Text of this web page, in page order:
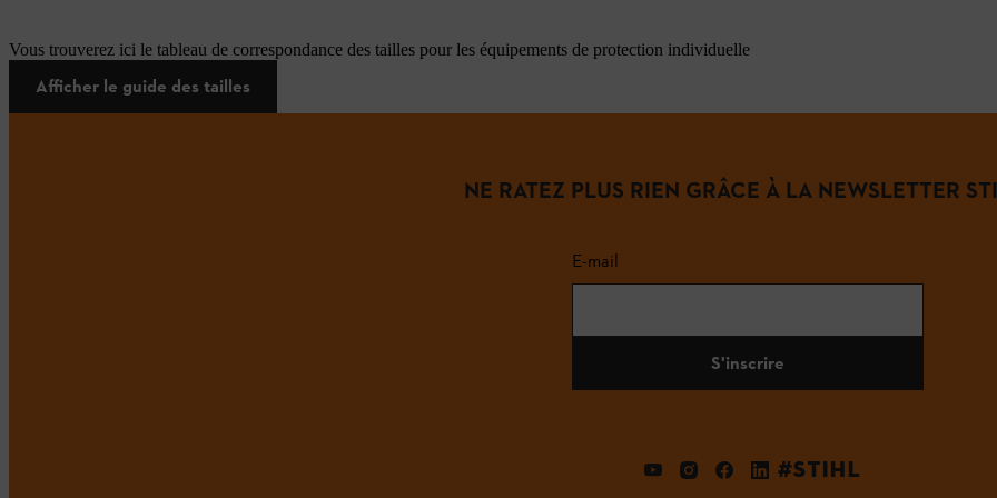
Vous trouverez ici le tableau de correspondance des tailles pour les équipements de protection individuelle
Afficher le guide des tailles
NE RATEZ PLUS RIEN GRÂCE À LA NEWSLETTER
E-mail
S'inscrire
#STIHL